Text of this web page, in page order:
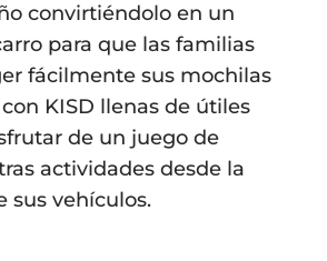
convirtiéndolo en un
para que las familias
fácilmente sus mochilas
KISD llenas de útiles
de un juego de
actividades desde la
sus vehículos.